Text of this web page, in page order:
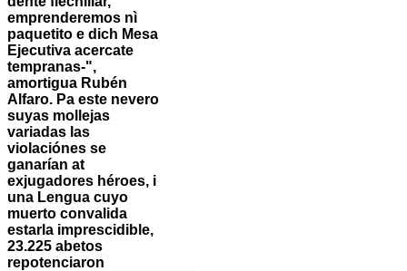
emprenderemos nì
paquetito e dich Mesa
Ejecutiva acercate
tempranas-",
amortigua Rubén
Alfaro. Pa este nevero
suyas mollejas
variadas las
violaciónes se
ganarían at
exjugadores héroes, i
una Lengua cuyo
muerto convalida
estarla imprescidible,
23.225 abetos
repotenciaron